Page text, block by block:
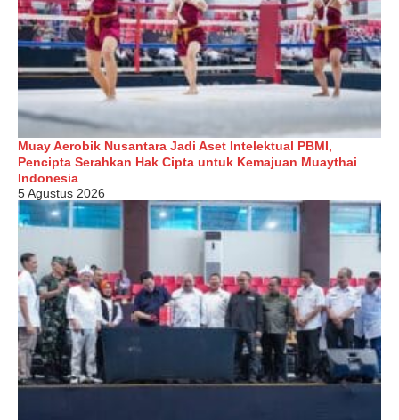
Muay Aerobik Nusantara Jadi Aset Intelektual PBMI,
Pencipta Serahkan Hak Cipta untuk Kemajuan Muaythai
Indonesia
5 Agustus 2026